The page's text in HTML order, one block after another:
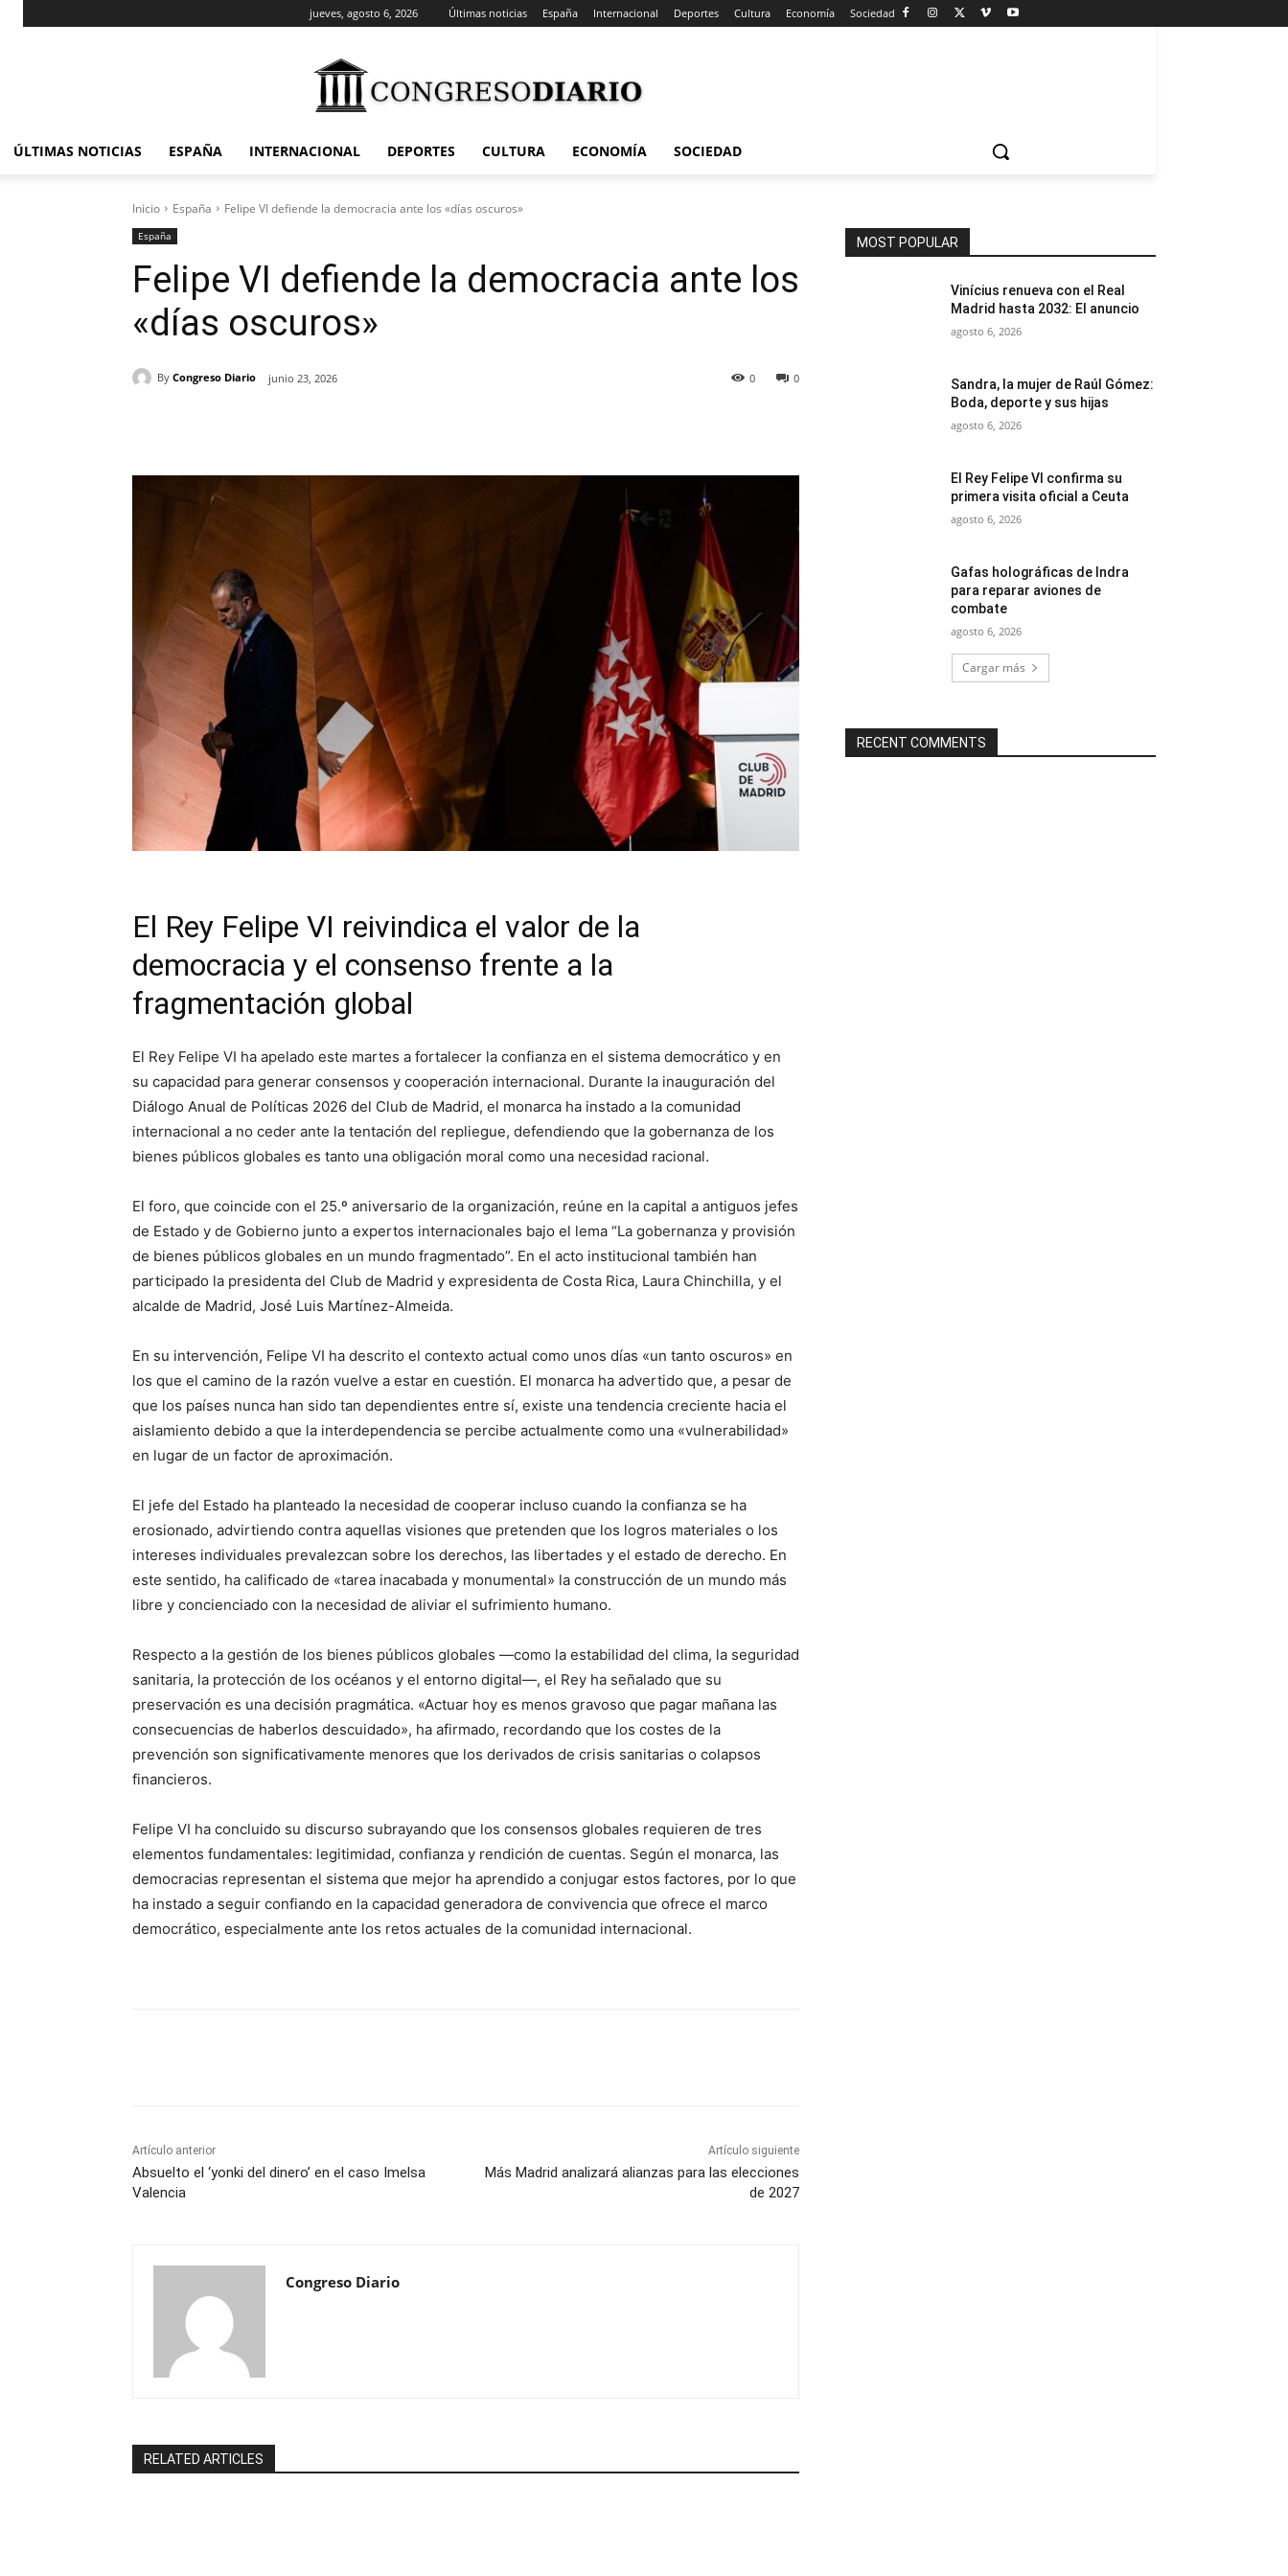
jueves, agosto 6, 2026 Últimas noticias España Internacional Deportes Cultura Economía Sociedad
ÚLTIMAS NOTICIAS ESPAÑA INTERNACIONAL DEPORTES CULTURA ECONOMÍA SOCIEDAD
Inicio España Felipe VI defiende la democracia ante los «días oscuros»
España
Felipe VI defiende la democracia ante los
«días oscuros»
By Congreso Diario junio 23, 2026 0
0
El Rey Felipe VI reivindica el valor de la
democracia y el consenso frente a la
fragmentación global
El Rey Felipe VI ha apelado este martes a fortalecer la confianza en el sistema democrático y en
su capacidad para generar consensos y cooperación internacional. Durante la inauguración del
Diálogo Anual de Políticas 2026 del Club de Madrid, el monarca ha instado a la comunidad
internacional a no ceder ante la tentación del repliegue, defendiendo que la gobernanza de los
bienes públicos globales es tanto una obligación moral como una necesidad racional.
El foro, que coincide con el 25.º aniversario de la organización, reúne en la capital a antiguos jefes
de Estado y de Gobierno junto a expertos internacionales bajo el lema “La gobernanza y provisión
de bienes públicos globales en un mundo fragmentado”. En el acto institucional también han
participado la presidenta del Club de Madrid y expresidenta de Costa Rica, Laura Chinchilla, y el
alcalde de Madrid, José Luis Martínez-Almeida.
En su intervención, Felipe VI ha descrito el contexto actual como unos días «un tanto oscuros» en
los que el camino de la razón vuelve a estar en cuestión. El monarca ha advertido que, a pesar de
que los países nunca han sido tan dependientes entre sí, existe una tendencia creciente hacia el
aislamiento debido a que la interdependencia se percibe actualmente como una «vulnerabilidad»
en lugar de un factor de aproximación.
El jefe del Estado ha planteado la necesidad de cooperar incluso cuando la confianza se ha
erosionado, advirtiendo contra aquellas visiones que pretenden que los logros materiales o los
intereses individuales prevalezcan sobre los derechos, las libertades y el estado de derecho. En
este sentido, ha calificado de «tarea inacabada y monumental» la construcción de un mundo más
libre y concienciado con la necesidad de aliviar el sufrimiento humano.
Respecto a la gestión de los bienes públicos globales —como la estabilidad del clima, la seguridad
sanitaria, la protección de los océanos y el entorno digital—, el Rey ha señalado que su
preservación es una decisión pragmática. «Actuar hoy es menos gravoso que pagar mañana las
consecuencias de haberlos descuidado», ha afirmado, recordando que los costes de la
prevención son significativamente menores que los derivados de crisis sanitarias o colapsos
financieros.
Felipe VI ha concluido su discurso subrayando que los consensos globales requieren de tres
elementos fundamentales: legitimidad, confianza y rendición de cuentas. Según el monarca, las
democracias representan el sistema que mejor ha aprendido a conjugar estos factores, por lo que
ha instado a seguir confiando en la capacidad generadora de convivencia que ofrece el marco
democrático, especialmente ante los retos actuales de la comunidad internacional.
Artículo anterior
Absuelto el ‘yonki del dinero’ en el caso Imelsa
Valencia
Artículo siguiente
Más Madrid analizará alianzas para las elecciones
de 2027
Congreso Diario
RELATED ARTICLES
MOST POPULAR
Vinícius renueva con el Real
Madrid hasta 2032: El anuncio
agosto 6, 2026
Sandra, la mujer de Raúl Gómez:
Boda, deporte y sus hijas
agosto 6, 2026
El Rey Felipe VI confirma su
primera visita oficial a Ceuta
agosto 6, 2026
Gafas holográficas de Indra
para reparar aviones de
combate
agosto 6, 2026
Cargar más
RECENT COMMENTS